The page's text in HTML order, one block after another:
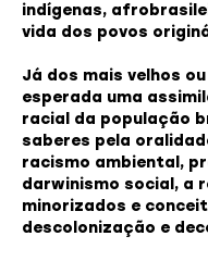
indígenas,
vida dos povos
Já dos mais velhos
esperada uma
racial da população
saberes pela
racismo ambiental,
darwinismo social, a
minorizados e
descolonização e